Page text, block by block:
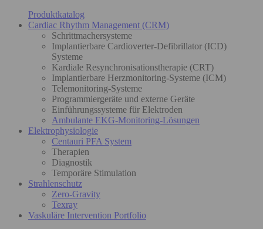
Produktkatalog
Cardiac Rhythm Management (CRM)
Schrittmachersysteme
Implantierbare Cardioverter-Defibrillator (ICD)
Systeme
Kardiale Resynchronisationstherapie (CRT)
Implantierbare Herzmonitoring-Systeme (ICM)
Telemonitoring-Systeme
Programmiergeräte und externe Geräte
Einführungssysteme für Elektroden
Ambulante EKG-Monitoring-Lösungen
Elektrophysiologie
Centauri PFA System
Therapien
Diagnostik
Temporäre Stimulation
Strahlenschutz
Zero-Gravity
Texray
Vaskuläre Intervention Portfolio